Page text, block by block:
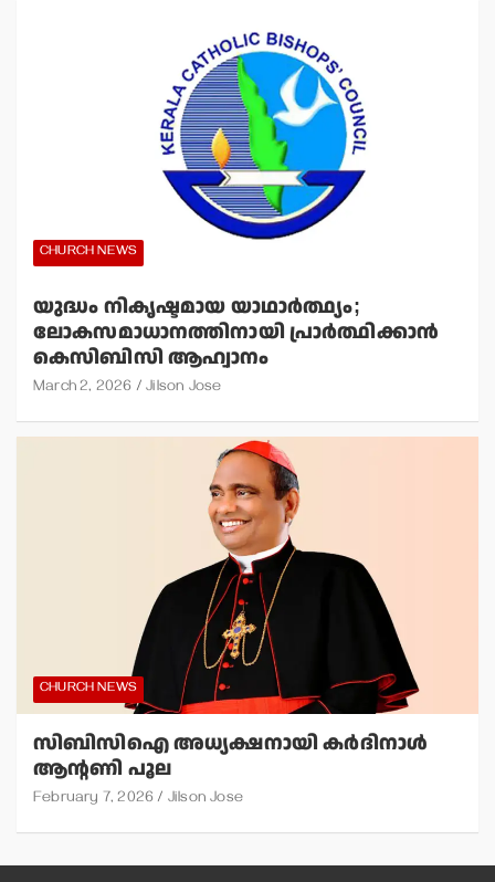
CHURCH NEWS
യുദ്ധം നികൃഷ്ടമായ യാഥാര്‍ത്ഥ്യം;
ലോകസമാധാനത്തിനായി പ്രാര്‍ത്ഥിക്കാന്‍
കെസിബിസി ആഹ്വാനം
March 2, 2026 Jilson Jose
CHURCH NEWS
സിബിസിഐ അധ്യക്ഷനായി കര്‍ദിനാള്‍
ആന്റണി പൂല
February 7, 2026 Jilson Jose